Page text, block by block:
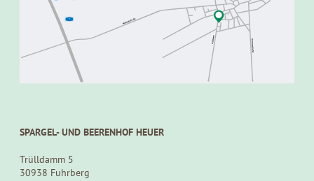
SPARGEL- UND BEERENHOF HEUER
Trülldamm 5
30938 Fuhrberg